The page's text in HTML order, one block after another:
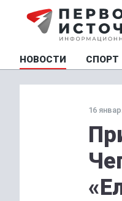
НОВОСТИ СПОРТ
16